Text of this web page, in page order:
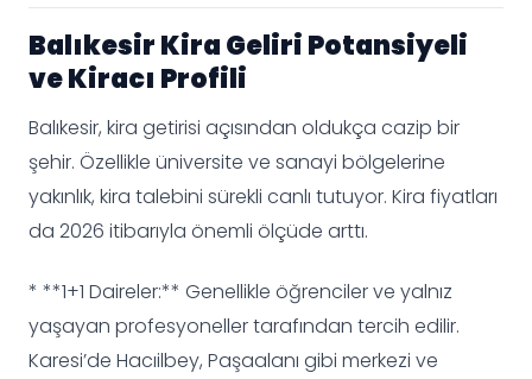
Balıkesir Kira Geliri Potansiyeli
ve Kiracı Profili
Balıkesir, kira getirisi açısından oldukça cazip bir
şehir. Özellikle üniversite ve sanayi bölgelerine
yakınlık, kira talebini sürekli canlı tutuyor. Kira fiyatları
da 2026 itibarıyla önemli ölçüde arttı.
* **1+1 Daireler:** Genellikle öğrenciler ve yalnız
yaşayan profesyoneller tarafından tercih edilir.
Karesi’de Hacıilbey, Paşaalanı gibi merkezi ve